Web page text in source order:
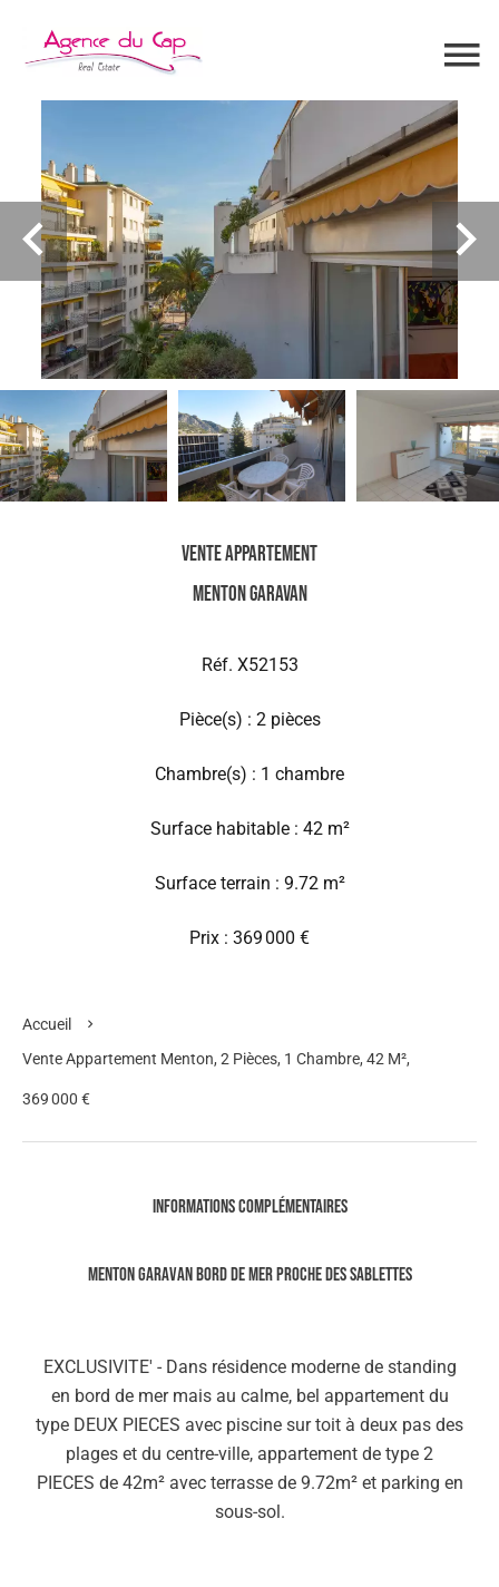
Vente Appartement
Menton Garavan
Réf. X52153
Pièce(s) : 2 pièces
Chambre(s) : 1 chambre
Surface habitable : 42 m²
Surface terrain : 9.72 m²
Prix : 369 000 €
Accueil
Vente Appartement Menton, 2 Pièces, 1 Chambre, 42 M²,
369 000 €
Informations complémentaires
MENTON GARAVAN BORD DE MER PROCHE DES SABLETTES
EXCLUSIVITE' - Dans résidence moderne de standing
en bord de mer mais au calme, bel appartement du
type DEUX PIECES avec piscine sur toit à deux pas des
plages et du centre-ville, appartement de type 2
PIECES de 42m² avec terrasse de 9.72m² et parking en
sous-sol.